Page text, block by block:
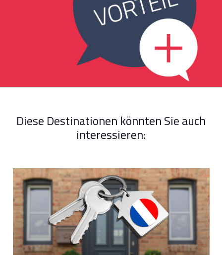
Diese Destinationen könnten Sie auch
interessieren: